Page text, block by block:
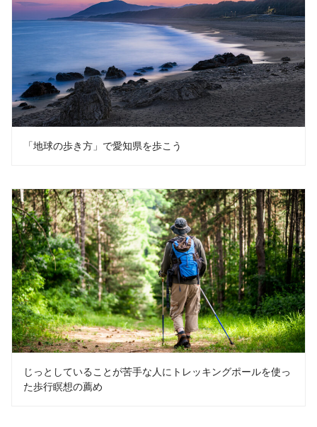
「地球の歩き方」で愛知県を歩こう
じっとしていることが苦手な人にトレッキングポールを使っ
た歩行瞑想の薦め